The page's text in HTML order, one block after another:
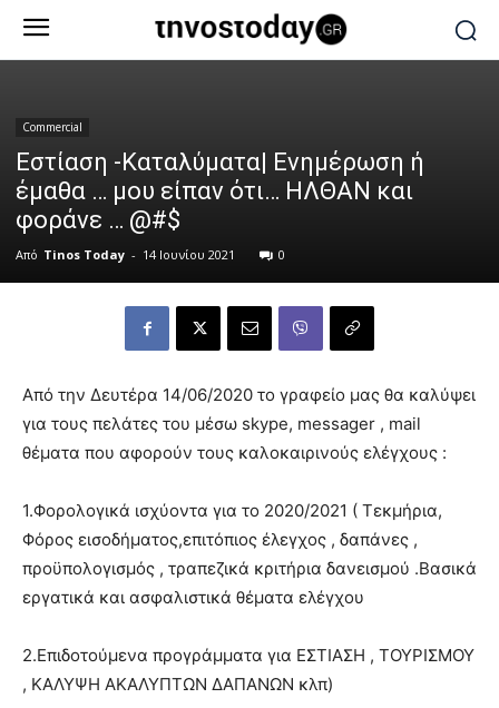
Commercial
Εστίαση -Καταλύματα| Ενημέρωση ή
έμαθα … μου είπαν ότι… ΗΛΘΑΝ και
φοράνε … @#$
Από Tinos Today - 14 Ιουνίου 2021 0
Από την Δευτέρα 14/06/2020 το γραφείο μας θα καλύψει
για τους πελάτες του μέσω skype, messager , mail
θέματα που αφορούν τους καλοκαιρινούς ελέγχους :
1.Φορολογικά ισχύοντα για το 2020/2021 ( Τεκμήρια,
Φόρος εισοδήματος,επιτόπιος έλεγχος , δαπάνες ,
προϋπολογισμός , τραπεζικά κριτήρια δανεισμού .Βασικά
εργατικά και ασφαλιστικά θέματα ελέγχου
2.Επιδοτούμενα προγράμματα για ΕΣΤΙΑΣΗ , ΤΟΥΡΙΣΜΟΥ
, ΚΑΛΥΨΗ ΑΚΑΛΥΠΤΩΝ ΔΑΠΑΝΩΝ κλπ)